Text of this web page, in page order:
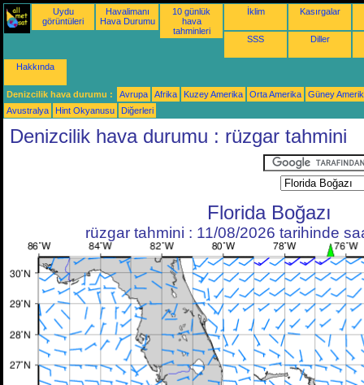
Uydu
görüntüleri
Havalimanı
Hava Durumu
10 günlük
hava
tahminleri
İklim Kasırgalar
SSS Diller
Hakkında
Denizcilik hava durumu : Avrupa Afrika Kuzey Amerika Orta Amerika
Güney
Avustralya
Hint Okyanusu Diğerleri
Denizcilik hava durumu : rüzgar tahmini
Florida Boğazı
rüzgar tahmini : 11/08/2026 tarihinde